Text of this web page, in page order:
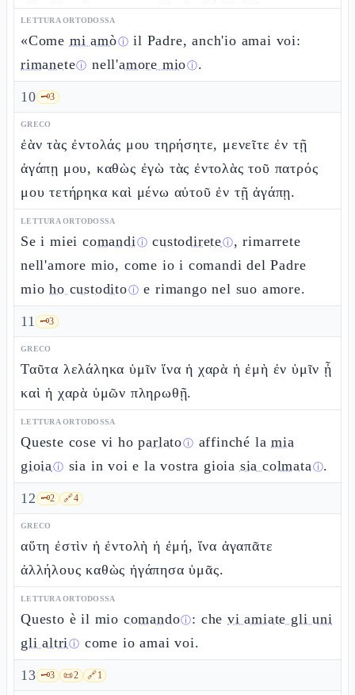
LETTURA ORTODOSSA
«Come mi amòⓘ il Padre, anch'io amai voi:
rimaneteⓘ nell'amore mioⓘ.
10 🗝️3
GRECO
ἐὰν τὰς ἐντολάς μου τηρήσητε, μενεῖτε ἐν τῇ
ἀγάπῃ μου, καθὼς ἐγὼ τὰς ἐντολὰς τοῦ πατρός
μου τετήρηκα καὶ μένω αὐτοῦ ἐν τῇ ἀγάπῃ.
LETTURA ORTODOSSA
Se i mieicomandiⓘ custodireteⓘ, rimarrete
nell'amore mio, come io i comandi del Padre
mioho custoditoⓘ e rimango nel suo amore.
11 🗝️3
GRECO
Ταῦτα λελάληκα ὑμῖν ἵνα ἡ χαρὰ ἡ ἐμὴ ἐν ὑμῖν ᾖ
καὶ ἡ χαρὰ ὑμῶν πληρωθῇ.
LETTURA ORTODOSSA
Queste cose vi hoparlatoⓘ affinché lamia
gioiaⓘ sia in voi e la vostra gioia sia colmataⓘ.
12 🗝️2 🔗4
GRECO
αὕτη ἐστὶν ἡ ἐντολὴ ἡ ἐμή, ἵνα ἀγαπᾶτε
ἀλλήλους καθὼς ἠγάπησα ὑμᾶς.
LETTURA ORTODOSSA
Questo è il mio comandoⓘ: chevi amiate gli uni
gli altriⓘ come io amai voi.
13 🗝️3 📜2 🔗1